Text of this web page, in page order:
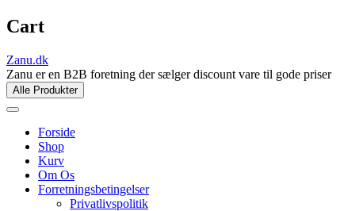
Cart
Zanu.dk
Zanu er en B2B foretning der sælger discount vare til gode priser
Alle Produkter
Forside
Shop
Kurv
Om Os
Forretningsbetingelser
Privatlivspolitik